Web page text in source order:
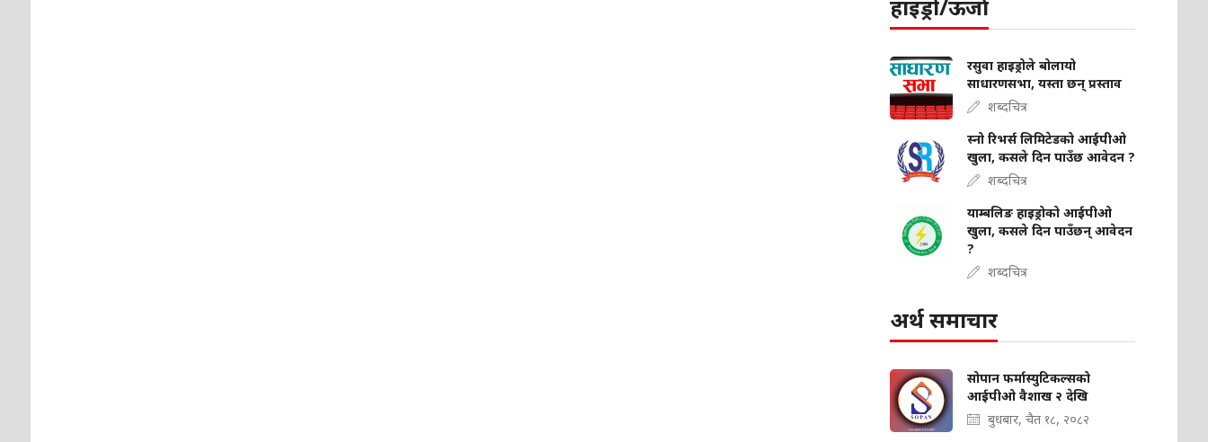
हाइड्रो/ऊर्जा
रसुवा हाइड्रोले बोलायो
साधारणसभा, यस्ता छन् प्रस्ताव
शब्दचित्र
स्नो रिभर्स लिमिटेडको आईपीओ
खुला, कसले दिन पाउँछ आवेदन ?
शब्दचित्र
याम्बलिङ हाइड्रोको आईपीओ
खुला, कसले दिन पाउँछन् आवेदन
?
शब्दचित्र
अर्थ समाचार
सोपान फर्मास्युटिकल्सको
आईपीओ वैशाख २ देखि
बुधबार, चैत १८, २०८२